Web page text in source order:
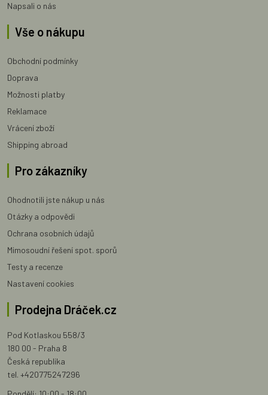
Napsali o nás
Vše o nákupu
Obchodní podmínky
Doprava
Možnosti platby
Reklamace
Vrácení zboží
Shipping abroad
Pro zákazníky
Ohodnotili jste nákup u nás
Otázky a odpovědi
Ochrana osobních údajů
Mimosoudní řešení spot. sporů
Testy a recenze
Nastavení cookies
Prodejna Dráček.cz
Pod Kotlaskou 558/3
180 00 - Praha 8
Česká republika
tel. +420775247296